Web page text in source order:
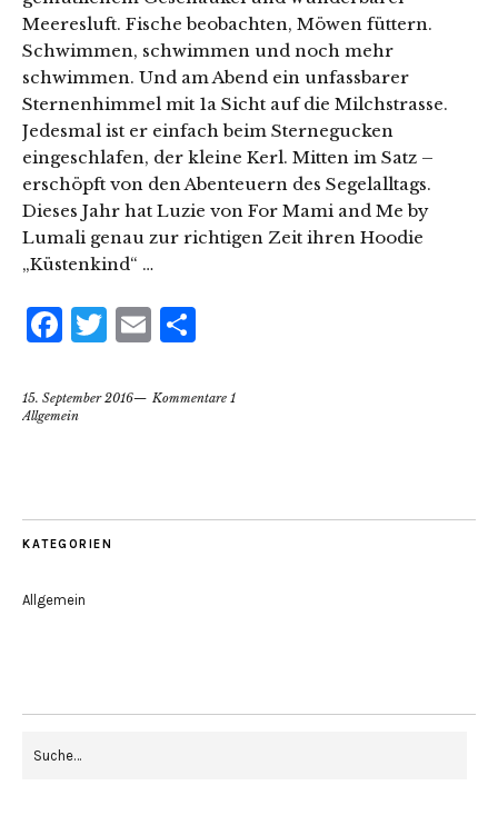
Meeresluft. Fische beobachten, Möwen füttern.
Schwimmen, schwimmen und noch mehr
schwimmen. Und am Abend ein unfassbarer
Sternenhimmel mit 1a Sicht auf die Milchstrasse.
Jedesmal ist er einfach beim Sternegucken
eingeschlafen, der kleine Kerl. Mitten im Satz –
erschöpft von den Abenteuern des Segelalltags.
Dieses Jahr hat Luzie von For Mami and Me by
Lumali genau zur richtigen Zeit ihren Hoodie
„Küstenkind“ …
Facebook
Twitter
Email
15. September 2016
Kommentare 1
Allgemein
KATEGORIEN
Allgemein